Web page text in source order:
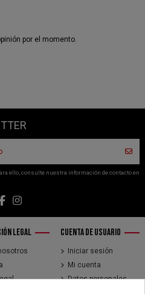
por el momento.
ello, consulte nuestra información de contacto en
LEGAL CUENTA DE USUARIO
Iniciar sesión
Mi cuenta
Datos personales